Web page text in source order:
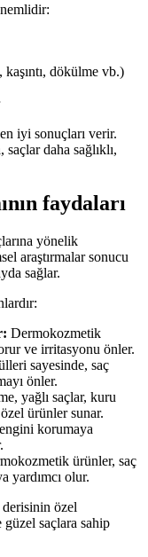
dökülme vb.)
iyi sonuçları verir.
daha sağlıklı,
faydaları
yönelik
araştırmalar sonucu
sağlar.
Dermokozmetik
ve irritasyonu önler.
sayesinde, saç
önler.
yağlı saçlar, kuru
ürünler sunar.
korumaya
ürünler, saç
yardımcı olur.
derisinin özel
güzel saçlara sahip